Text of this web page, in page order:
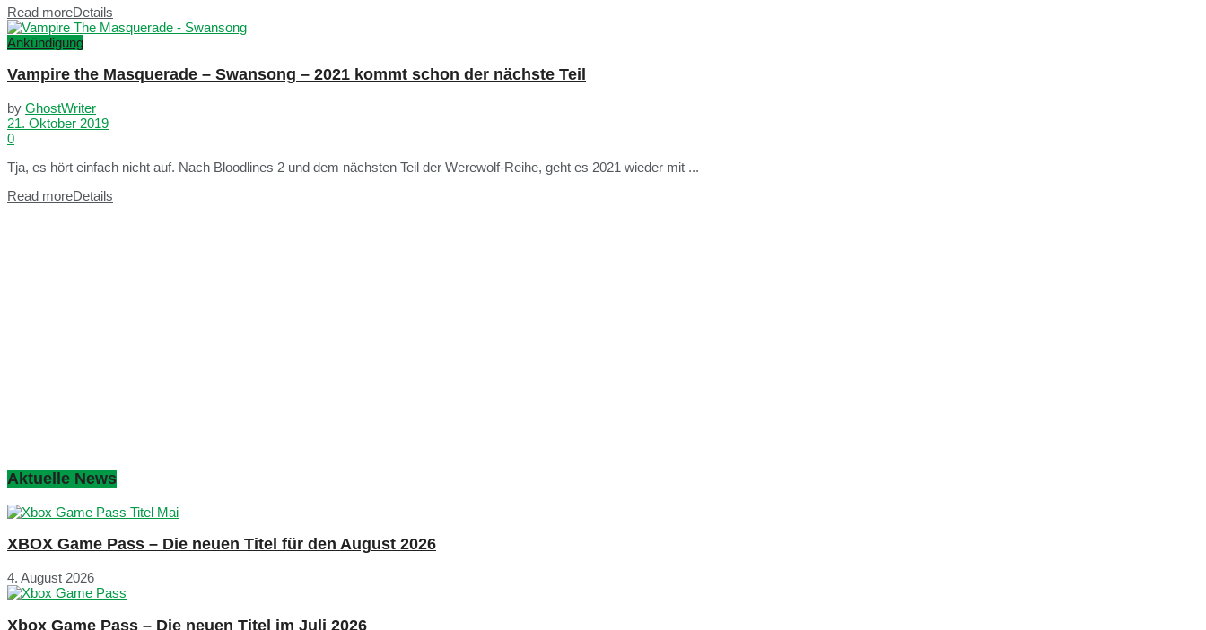
Read moreDetails
Ankündigung
Vampire the Masquerade – Swansong – 2021 kommt schon der nächste Teil
by GhostWriter
21. Oktober 2019
0
Tja, es hört einfach nicht auf. Nach Bloodlines 2 und dem nächsten Teil der Werewolf-Reihe, geht es 2021 wieder mit ...
Read moreDetails
Aktuelle News
XBOX Game Pass – Die neuen Titel für den August 2026
4. August 2026
Xbox Game Pass – Die neuen Titel im Juli 2026